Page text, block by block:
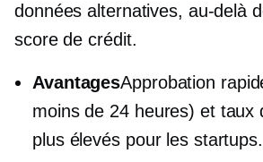
données alternatives, au-delà
score de crédit.
AvantagesApprobation
moins de 24 heures) et taux
plus élevés pour les startups.